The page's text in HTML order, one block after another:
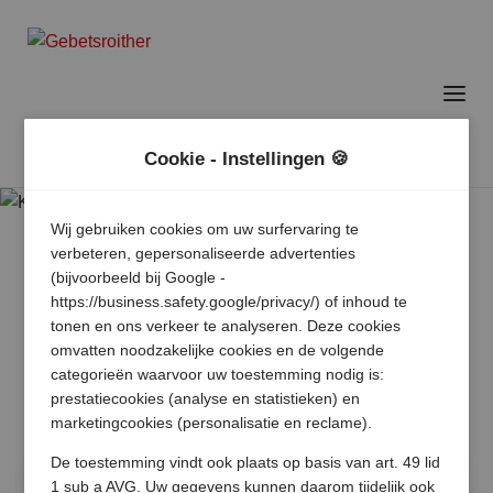
Cookie - Instellingen 🍪
Wij gebruiken cookies om uw surfervaring te
verbeteren, gepersonaliseerde advertenties
(bijvoorbeeld bij Google -
https://business.safety.google/privacy/) of inhoud te
tonen en ons verkeer te analyseren. Deze cookies
omvatten noodzakelijke cookies en de volgende
categorieën waarvoor uw toestemming nodig is:
prestatiecookies (analyse en statistieken) en
marketingcookies (personalisatie en reclame).
De toestemming vindt ook plaats op basis van art. 49 lid
1 sub a AVG. Uw gegevens kunnen daarom tijdelijk ook